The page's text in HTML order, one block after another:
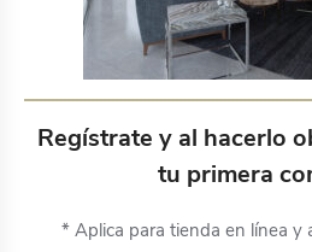
Productos
Regístrate y al hacerlo
tu primera
* Aplica para tienda en línea y